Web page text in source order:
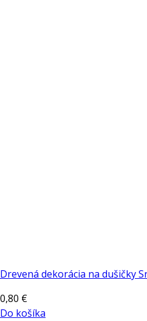
Drevená dekorácia na dušičky
0,80 €
Do košíka